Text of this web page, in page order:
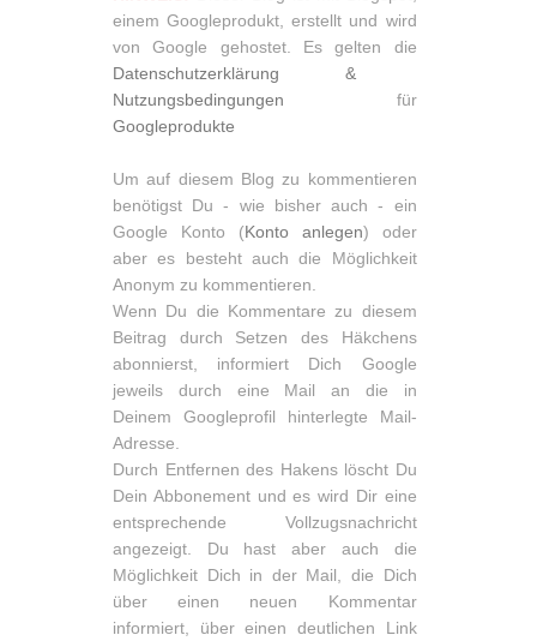
einem Googleprodukt, erstellt und wird
von Google gehostet. Es gelten die
Datenschutzerklärung &
Nutzungsbedingungen
für
Googleprodukte
Um auf diesem Blog zu kommentieren
benötigst Du - wie bisher auch - ein
Google Konto (Konto anlegen) oder
aber es besteht auch die Möglichkeit
Anonym zu kommentieren.
Wenn Du die Kommentare zu diesem
Beitrag durch Setzen des Häkchens
abonnierst, informiert Dich Google
jeweils durch eine Mail an die in
Deinem Googleprofil hinterlegte Mail-
Adresse.
Durch Entfernen des Hakens löscht Du
Dein Abbonement und es wird Dir eine
entsprechende Vollzugsnachricht
angezeigt. Du hast aber auch die
Möglichkeit Dich in der Mail, die Dich
über einen neuen Kommentar
informiert, über einen deutlichen Link